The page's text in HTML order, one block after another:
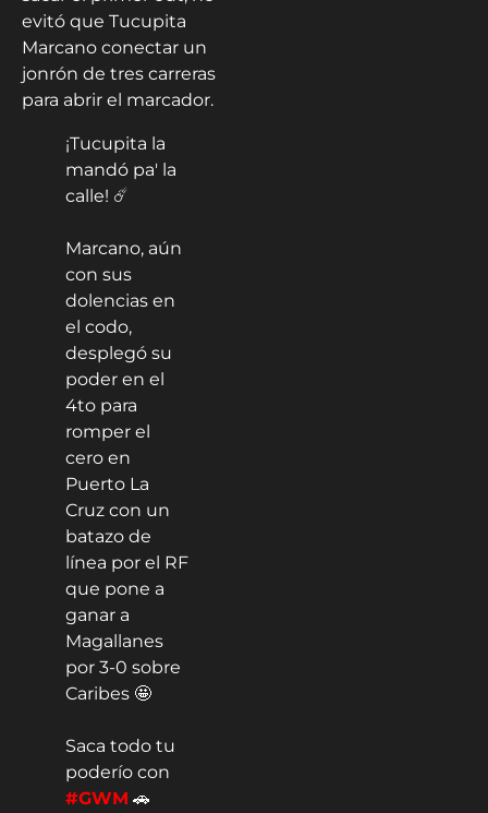
evitó que Tucupita
Marcano conectar un
jonrón de tres carreras
para abrir el marcador.
¡Tucupita la
mandó pa' la
calle! ☄️
Marcano, aún
con sus
dolencias en
el codo,
desplegó su
poder en el
4to para
romper el
cero en
Puerto La
Cruz con un
batazo de
línea por el RF
que pone a
ganar a
Magallanes
por 3-0 sobre
Caribes 🤩
Saca todo tu
poderío con
#GWM 🚗